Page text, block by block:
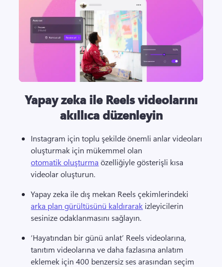
Yapay zeka ile Reels videolarını
akıllıca düzenleyin
Instagram için toplu şekilde önemli anlar videoları
oluşturmak için mükemmel olan
otomatik oluşturma özelliğiyle gösterişli kısa
videolar oluşturun.
Yapay zeka ile dış mekan Reels çekimlerindeki
arka plan gürültüsünü kaldırarak izleyicilerin
sesinize odaklanmasını sağlayın.
‘Hayatından bir günü anlat’ Reels videolarına,
tanıtım videolarına ve daha fazlasına anlatım
eklemek için 400 benzersiz ses arasından seçim